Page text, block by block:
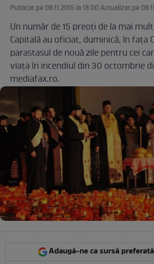
Publicat pe 08.11.2015 la 18:00 Actualizat pe
Un număr de 15 preoţi de la mai
Capitală au oficiat, duminică, în faţa
parastasul de nouă zile pentru cei
viaţa în incendiul din 30 octombrie
mediafax.ro.
Adaugă-ne ca sursă